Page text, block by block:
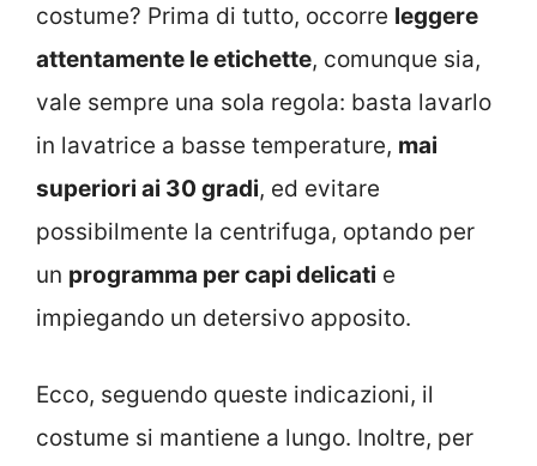
costume? Prima di tutto, occorre leggere
attentamente le etichette, comunque sia,
vale sempre una sola regola: basta lavarlo
in lavatrice a basse temperature, mai
superiori ai 30 gradi, ed evitare
possibilmente la centrifuga, optando per
un programma per capi delicati e
impiegando un detersivo apposito.
Ecco, seguendo queste indicazioni, il
costume si mantiene a lungo. Inoltre, per